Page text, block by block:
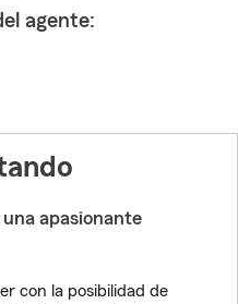
agente:
apasionante
con la posibilidad de